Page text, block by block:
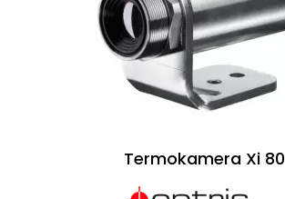
Termokamera Xi 80